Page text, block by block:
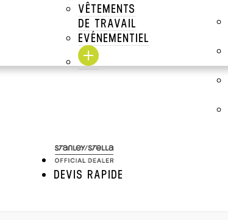
VÊTEMENTS
DE TRAVAIL
EVÉNEMENTIEL
DEVIS RAPIDE